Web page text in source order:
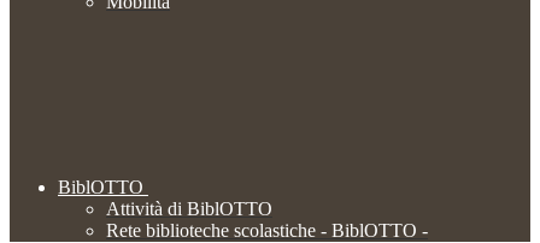
BiblOTTO
Attività di BiblOTTO
Rete biblioteche scolastiche - BiblOTTO -